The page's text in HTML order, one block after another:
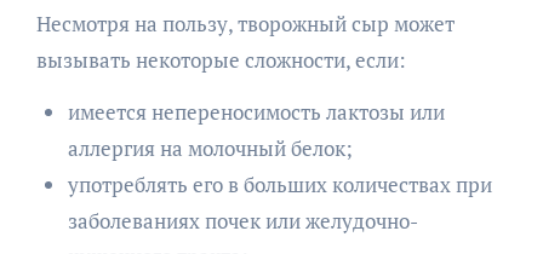
Несмотря на пользу, творожный сыр может
вызывать некоторые сложности, если:
имеется непереносимость лактозы или
аллергия на молочный белок;
употреблять его в больших количествах при
заболеваниях почек или желудочно-